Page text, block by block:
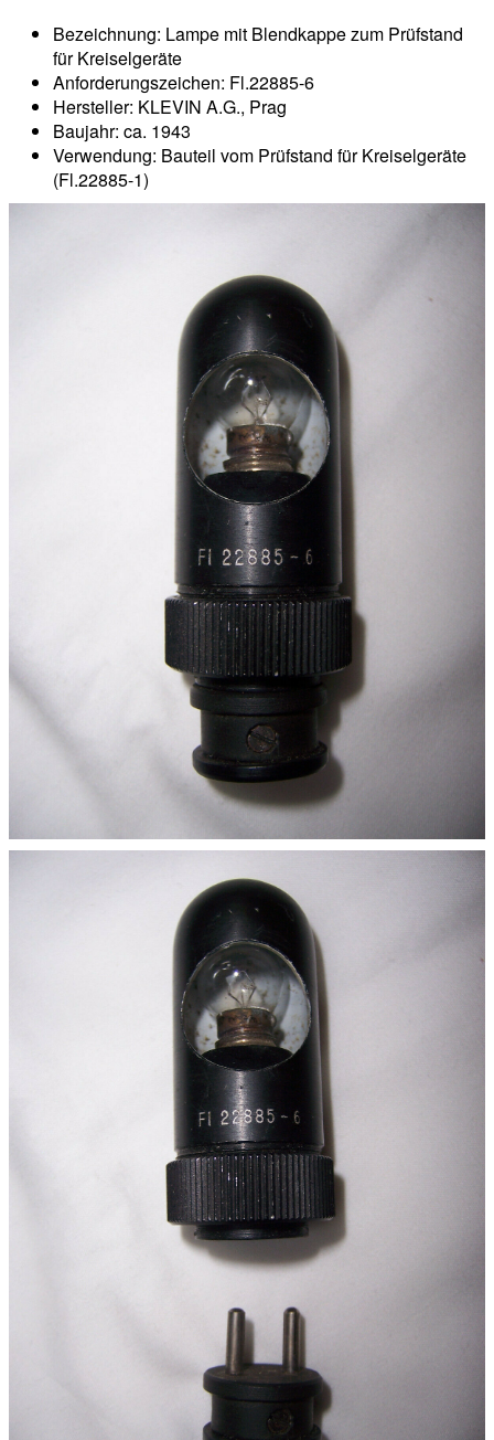
Bezeichnung: Lampe mit Blendkappe zum Prüfstand
für Kreiselgeräte
Anforderungszeichen: Fl.22885-6
Hersteller: KLEVIN A.G., Prag
Baujahr: ca. 1943
Verwendung: Bauteil vom Prüfstand für Kreiselgeräte
(Fl.22885-1)